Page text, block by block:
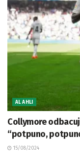
AL AHLI
Collymore
“potpuno,
15/08/2024